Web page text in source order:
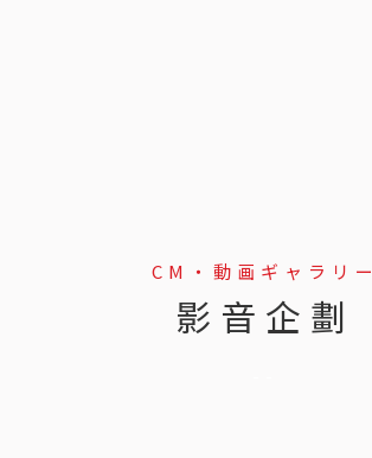
CM・動画ギャラリー
影音企劃